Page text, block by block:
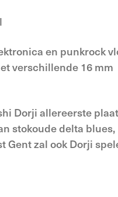
en punkrock
verschillende 16 mm
Dorji allereerste
stokoude delta blues,
Gent zal ook Dorji